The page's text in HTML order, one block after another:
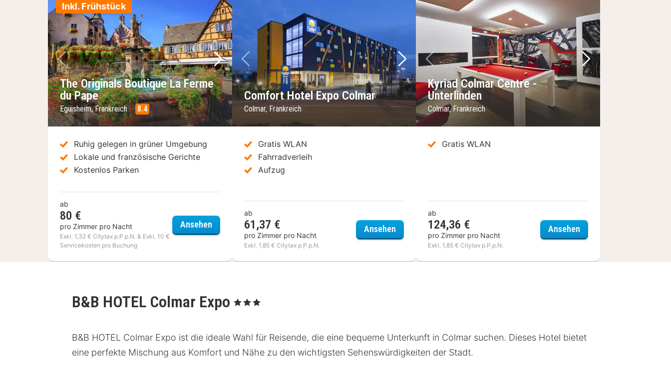
Inkl. Frühstück
Vorheriges Bild
Nächstes Bild
The Originals Boutique La Ferme
du Pape
Eguisheim, Frankreich 8.4
Ruhig gelegen in grüner Umgebung
Lokale und französische Gerichte
Kostenlos Parken
ab
80 €
pro Zimmer pro Nacht
Exkl. 1,32 € Citytax p.P.p.N. & Exkl. 10 €
Servicekosten pro Buchung
AnsehenThe Originals Boutique La Ferme du Pape
Vorheriges Bild
Nächstes Bild
Comfort Hotel Expo Colmar
Colmar, Frankreich
Gratis WLAN
Fahrradverleih
Aufzug
ab
61,37 €
pro Zimmer pro Nacht
Exkl. 1,85 € Citytax p.P.p.N.
Ansehen Comfort Hotel Expo Colmar
Vorheriges Bild
Nächstes Bild
Kyriad Colmar Centre -
Unterlinden
Colmar, Frankreich
Gratis WLAN
ab
124,36 €
pro Zimmer pro Nacht
Exkl. 1,85 € Citytax p.P.p.N.
AnsehenKyriad Colmar Centre -
B&B HOTEL Colmar Expo , 3 Sterne
B&B HOTEL Colmar Expo ist die ideale Wahl für Reisende, die eine bequeme Unterkunft in Colmar suchen. Dieses Hotel bietet
eine perfekte Mischung aus Komfort und Nähe zu den wichtigsten Sehenswürdigkeiten der Stadt.